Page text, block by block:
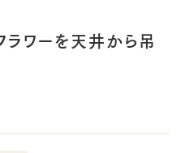
ラワーを天井から吊